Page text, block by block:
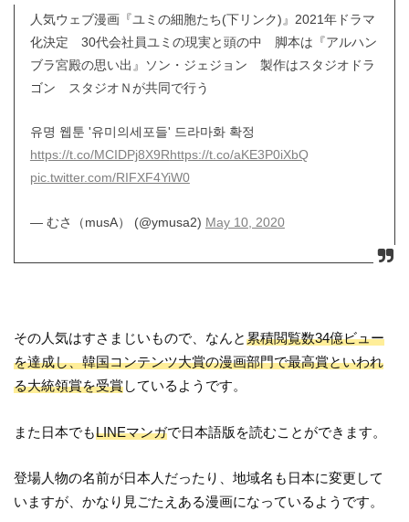
人気ウェブ漫画『ユミの細胞たち(下リンク)』2021年ドラマ
化決定 30代会社員ユミの現実と頭の中 脚本は『アルハン
ブラ宮殿の思い出』ソン・ジェジョン 製作はスタジオドラ
ゴン スタジオＮが共同で行う
유명 웹툰 '유미의세포들' 드라마화 확정
https://t.co/MCIDPj8X9Rhttps://t.co/aKE3P0iXbQ
pic.twitter.com/RIFXF4YiW0
— むさ（musA） (@ymusa2) May 10, 2020
その人気はすさまじいもので、なんと累積閲覧数34億ビュー
を達成し、韓国コンテンツ大賞の漫画部門で最高賞といわれ
る大統領賞を受賞しているようです。
また日本でもLINEマンガで日本語版を読むことができます。
登場人物の名前が日本人だったり、地域名も日本に変更して
いますが、かなり見ごたえある漫画になっているようです。